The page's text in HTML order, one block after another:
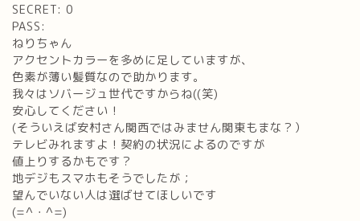
SECRET: 0
PASS:
ねりちゃん
アクセントカラーを多めに足していますが、
色素が薄い髪質なので助かります。
我々はソバージュ世代ですからね((笑)
安心してください！
(そういえば安村さん関西ではみません関東もまな？）
テレビみれますよ！契約の状況によるのですが
値上りするかもです？
地デジもスマホもそうでしたが；
望んでいない人は選ばせてほしいです
(=^・^=)